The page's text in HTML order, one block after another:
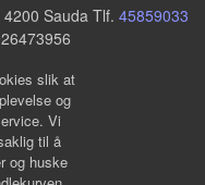
Sauda Tlf. 45859033
slik at
og
Vi
til å
og huske